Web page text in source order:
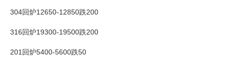
304回炉12650-12850跌200
316回炉19300-19500跌200
201回炉5400-5600跌50